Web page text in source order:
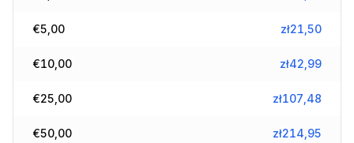
€5,00 zł21,50
€10,00 zł42,99
€25,00 zł107,48
€50,00 zł214,95